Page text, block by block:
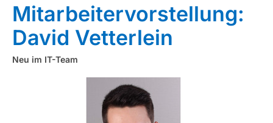
Mitarbeitervorstellung:
David Vetterlein
Neu im IT-Team